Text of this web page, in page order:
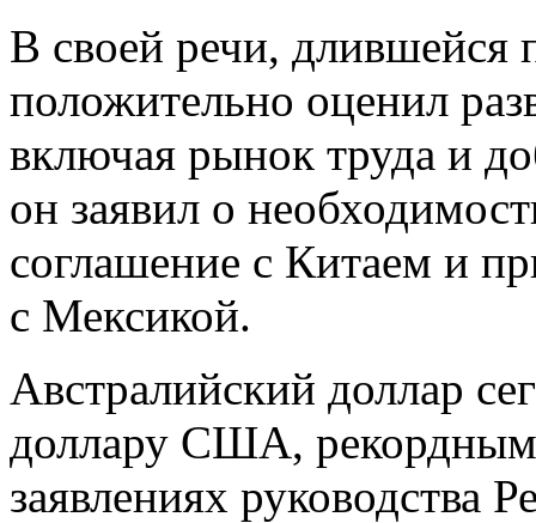
В своей речи, длившейся
положительно оценил
включая рынок труда и
он заявил о
соглашение с Китаем и
с Мексикой.
Австралийский доллар
доллару США,
заявлениях руководства